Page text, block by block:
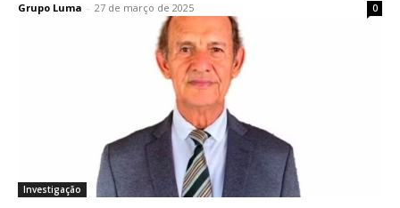
Grupo Luma - 27 de março de 2025 0
Investigação